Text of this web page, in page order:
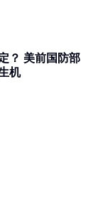
？ 美前国防部
机